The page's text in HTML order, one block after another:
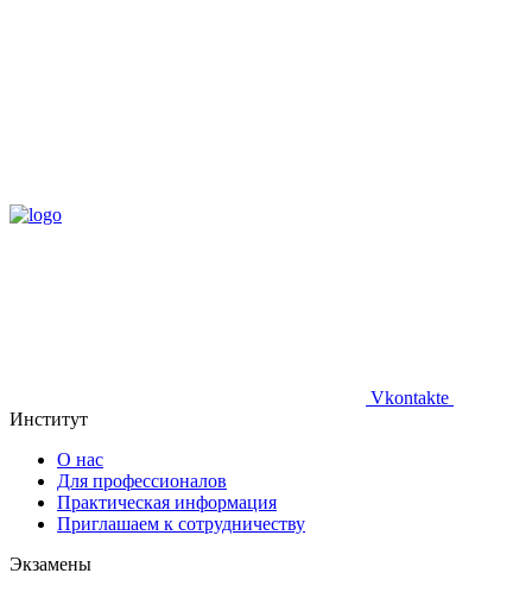
Vkontakte
Институт
О нас
Для профессионалов
Практическая информация
Приглашаем к сотрудничеству
Экзамены